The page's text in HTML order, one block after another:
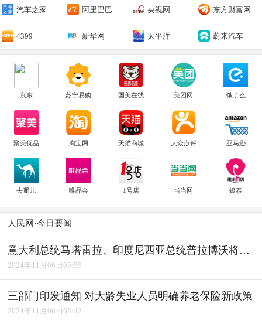
汽车之家 阿里巴巴 央视网 东方财富网
4399 新华网 太平洋 蔚来汽车
京东 苏宁易购 国美在线 美团网 饿了么
聚美优品 淘宝网 天猫商城 大众点评 亚马逊
去哪儿 唯品会 1号店 当当网 银泰
人民网·今日要闻
意大利总统马塔雷拉、印度尼西亚总统普拉博沃将访华
2024年11月06日05:59
三部门印发通知 对大龄失业人员明确养老保险新政策
2024年11月06日05:42